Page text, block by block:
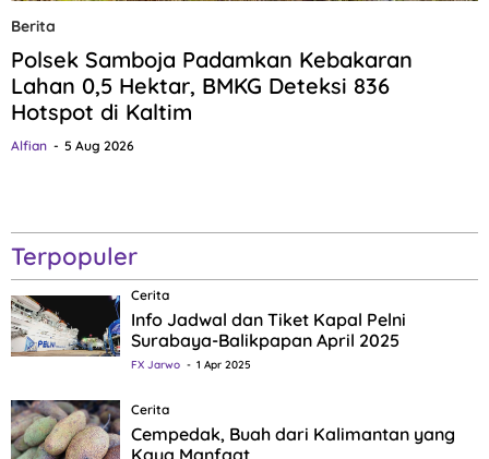
Berita
Polsek Samboja Padamkan Kebakaran
Lahan 0,5 Hektar, BMKG Deteksi 836
Hotspot di Kaltim
Alfian 5 Aug 2026
Terpopuler
Cerita
Info Jadwal dan Tiket Kapal Pelni
Surabaya-Balikpapan April 2025
FX Jarwo 1 Apr 2025
Cerita
Cempedak, Buah dari Kalimantan yang
Kaya Manfaat